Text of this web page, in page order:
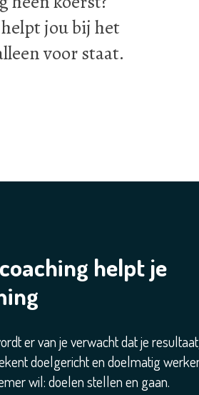
jou bij het
voor staat.
helpt je
er van je verwacht dat je
doelgericht en doelmatig
wil: doelen stellen en gaan.